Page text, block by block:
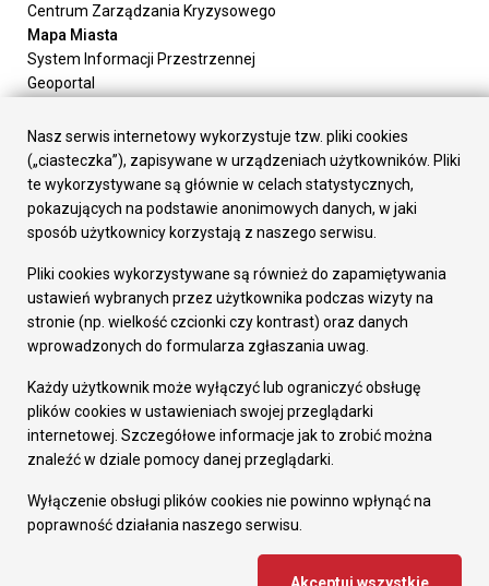
Centrum Zarządzania Kryzysowego
Mapa Miasta
System Informacji Przestrzennej
Geoportal
Załatw sprawę
Prezydent Miasta
Rada Miasta
Wydziały
Elektroniczna Skrzynka Podawcza
Gospodarka
Fundusze europejskie
Środki krajowe
Oferty inwestycyjne
Pozostałe
Deklaracja dostępności
Dane osobowe
Dodaj opinię o witrynie
Nasz serwis internetowy wykorzystuje tzw. pliki cookies
(„ciasteczka”), zapisywane w urządzeniach użytkowników. Pliki
te wykorzystywane są głównie w celach statystycznych,
pokazujących na podstawie anonimowych danych, w jaki
sposób użytkownicy korzystają z naszego serwisu.
Pliki cookies wykorzystywane są również do zapamiętywania
ustawień wybranych przez użytkownika podczas wizyty na
stronie (np. wielkość czcionki czy kontrast) oraz danych
wprowadzonych do formularza zgłaszania uwag.
Każdy użytkownik może wyłączyć lub ograniczyć obsługę
plików cookies w ustawieniach swojej przeglądarki
internetowej. Szczegółowe informacje jak to zrobić można
znaleźć w dziale pomocy danej przeglądarki.
Wyłączenie obsługi plików cookies nie powinno wpłynąć na
poprawność działania naszego serwisu.